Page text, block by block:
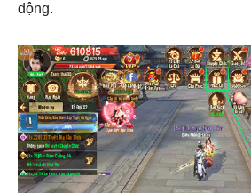
động.